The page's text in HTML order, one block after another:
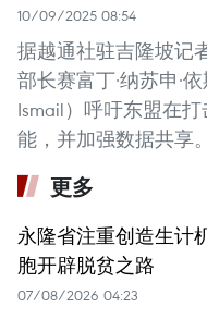
10/09/2025 08:54
据越通社驻吉隆坡记
部长赛富丁·纳苏申·
Ismail）呼吁东盟在
能，并加强数据共享。
更多
永隆省注重创造生计
胞开辟脱贫之路
07/08/2026 04:23